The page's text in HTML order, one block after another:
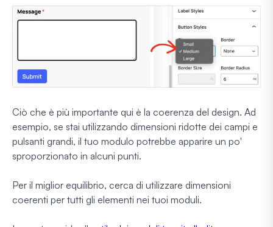
Ciò che è più importante qui è la coerenza del design. Ad
esempio, se stai utilizzando dimensioni ridotte dei campi e
pulsanti grandi, il tuo modulo potrebbe apparire un po'
sproporzionato in alcuni punti.
Per il miglior equilibrio, cerca di utilizzare dimensioni
coerenti per tutti gli elementi nei tuoi moduli.